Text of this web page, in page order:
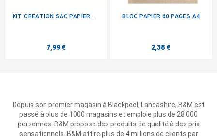
KIT CREATION SAC PAPIER TRESSE
7,99 €
BLOC PAPIER 60 PAGES A4
2,38 €
Depuis son premier magasin à Blackpool, Lancashire, B&M est
passé à plus de 1000 magasins et emploie plus de 28 000
personnes. B&M propose des produits de qualité à des prix
sensationnels. B&M attire plus de 4 millions de clients par